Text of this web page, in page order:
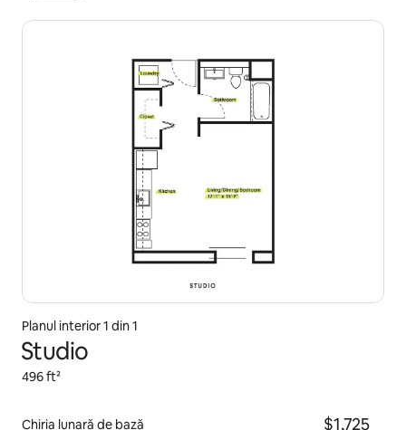
Planul interior 1 din 1
Studio
496 ft²
Chiria lunară de bază $1,725